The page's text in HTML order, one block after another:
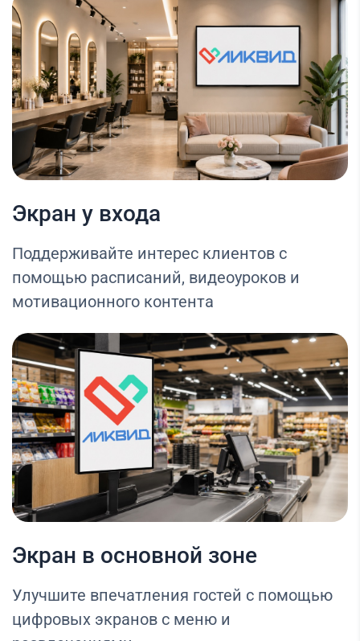
Экран у входа
Поддерживайте интерес клиентов с
помощью расписаний, видеоуроков и
мотивационного контента
Экран в основной зоне
Улучшите впечатления гостей с помощью
цифровых экранов с меню и